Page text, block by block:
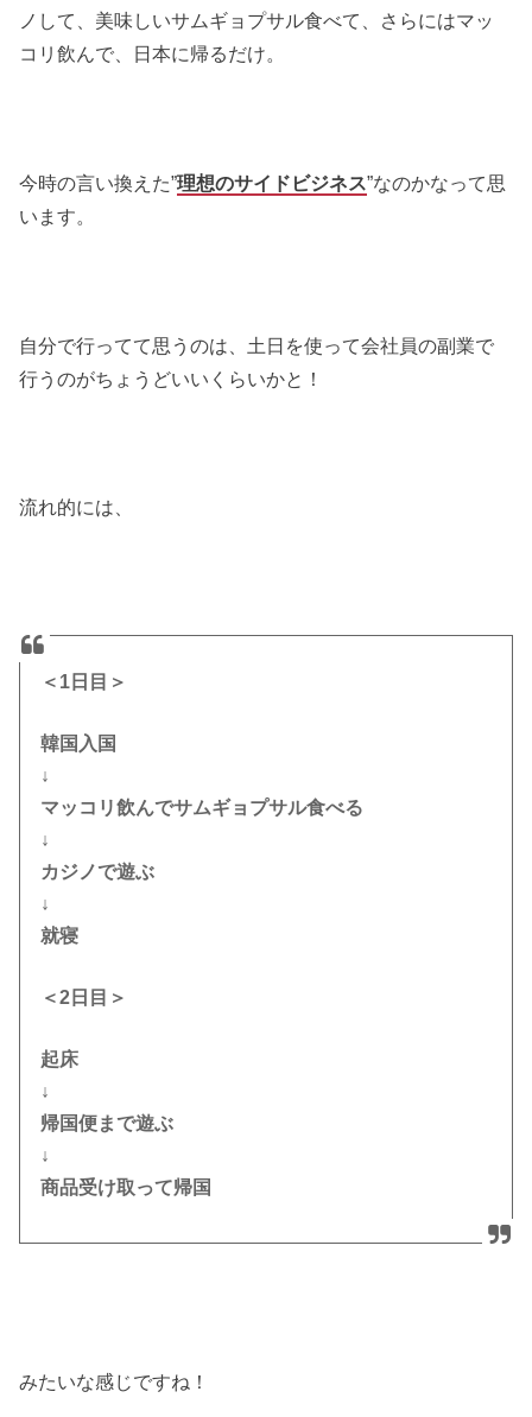
ノして、美味しいサムギョプサル食べて、さらにはマッ
コリ飲んで、日本に帰るだけ。
今時の言い換えた”理想のサイドビジネス”なのかなって思
います。
自分で行ってて思うのは、土日を使って会社員の副業で
行うのがちょうどいいくらいかと！
流れ的には、
＜1日目＞
韓国入国
↓
マッコリ飲んでサムギョプサル食べる
↓
カジノで遊ぶ
↓
就寝
＜2日目＞
起床
↓
帰国便まで遊ぶ
↓
商品受け取って帰国
みたいな感じですね！